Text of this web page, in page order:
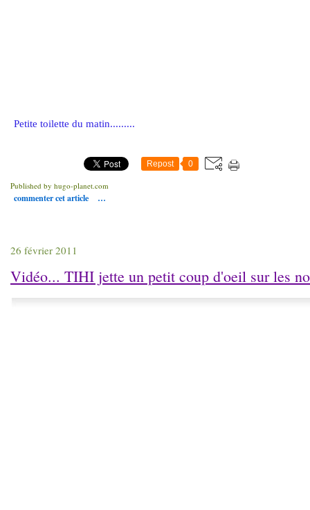
Petite toilette du matin.........
Repost 0
Published by hugo-planet.com
commenter cet article …
26 février 2011
Vidéo... TIHI jette un petit coup d'oeil sur les